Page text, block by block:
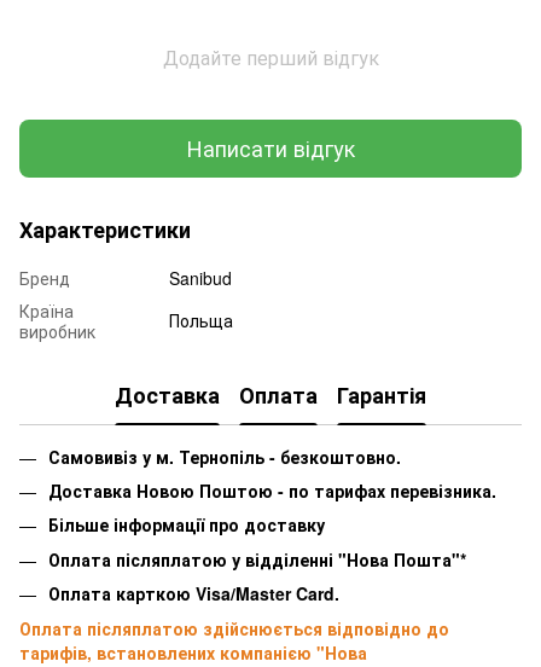
Додайте перший відгук
Написати відгук
Характеристики
Бренд
Sanibud
Країна
виробник
Польща
Доставка Оплата Гарантія
Самовивіз у м. Тернопіль - безкоштовно.
Доставка Новою Поштою - по тарифах перевізника.
Більше інформації про доставку
Оплата післяплатою у відділенні "Нова Пошта"*
Оплата карткою Visa/Master Card.
Оплата післяплатою здійснюється відповідно до
тарифів, встановлених компанією "Нова